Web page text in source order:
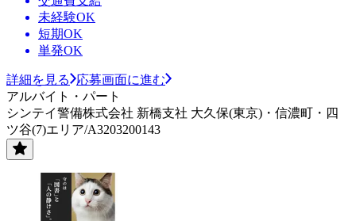
未経験OK
短期OK
単発OK
詳細を見る
応募画面に進む
アルバイト・パート
シンテイ警備株式会社 新橋支社 大久保(東京)・信濃町・四
ツ谷(7)エリア/A3203200143